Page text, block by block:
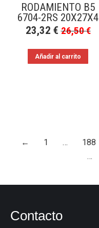
RODAMIENTO B5
6704-2RS 20X27X4
23,32 € 26,50€
Añadir al carrito
← 1 … 188
…
Contacto